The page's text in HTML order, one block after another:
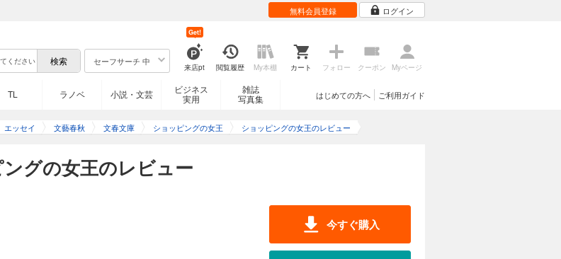
無料会員登録 ログイン
セーフサーチ 中
来店pt
Get!
閲覧履歴 My本棚 カート フォロー クーポン Myページ
TL ラノベ 小説・文芸
ビジネス
実用
雑誌
写真集
ご利用ガイド
はじめての方へ
エッセイ 文藝春秋 文春文庫 ショッピングの女王 ショッピングの女王のレビュー
グの女王のレビュー
今すぐ購入